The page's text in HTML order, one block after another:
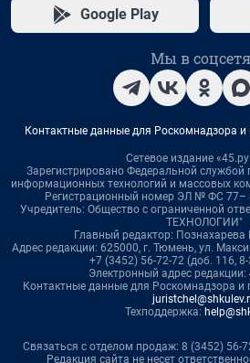
Google Play
Мы в
Контактные данные для Роскомнадзора и
Сетевое издание
Зарегистрировано Федеральной службой
информационных технологий и массовых
Регистрационный номер ЭЛ № ФС 77–
Учредитель: Общество с ограниченной
ТЕХНОЛОГИИ"
Главный редактор:
Адрес редакции: 625000, г. Тюмень, ул.
+7 (3452) 56-72-72 (доб. 116,
Электронный адрес редакции:
Контактные данные для Роскомнадзора и
Техподдержка:
Связаться с отделом продаж: 8 (3452) 56-
Редакция сайта не несет